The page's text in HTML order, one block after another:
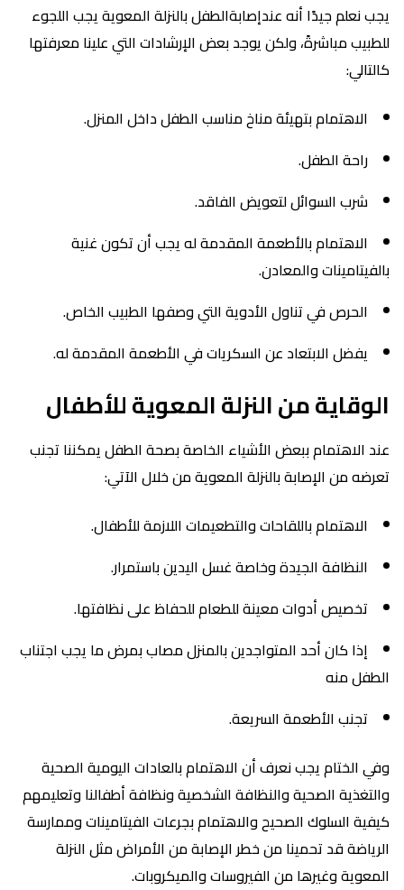
يجب نعلم جيدًا أنه عندإصابةالطفل بالنزلة المعوية يجب اللجوء
للطبيب مباشرةً، ولكن يوجد بعض الإرشادات التي علينا معرفتها
كالتالي:
الاهتمام بتهيئة مناخ مناسب الطفل داخل المنزل.
راحة الطفل.
شرب السوائل لتعويض الفاقد.
الاهتمام بالأطعمة المقدمة له يجب أن تكون غنية
بالفيتامينات والمعادن.
الحرص في تناول الأدوية التي وصفها الطبيب الخاص.
يفضل الابتعاد عن السكريات في الأطعمة المقدمة له.
الوقاية من النزلة المعوية للأطفال
عند الاهتمام ببعض الأشياء الخاصة بصحة الطفل يمكننا تجنب
تعرضه من الإصابة بالنزلة المعوية من خلال الآتي:
الاهتمام باللقاحات والتطعيمات اللازمة للأطفال.
النظافة الجيدة وخاصة غسل اليدين باستمرار.
تخصيص أدوات معينة للطعام للحفاظ على نظافتها.
إذا كان أحد المتواجدين بالمنزل مصاب بمرض ما يجب اجتناب
الطفل منه
تجنب الأطعمة السريعة.
وفي الختام يجب نعرف أن الاهتمام بالعادات اليومية الصحية
والتغذية الصحية والنظافة الشخصية ونظافة أطفالنا وتعليمهم
كيفية السلوك الصحيح والاهتمام بجرعات الفيتامينات وممارسة
الرياضة قد تحمينا من خطر الإصابة من الأمراض مثل النزلة
المعوية وغيرها من الفيروسات والميكروبات.